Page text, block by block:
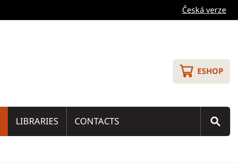
Česká verze
ESHOP
LIBRARIES CONTACTS